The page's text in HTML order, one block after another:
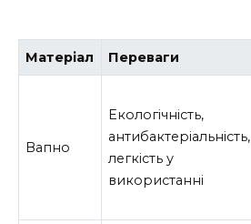
Матеріал Переваги
Вапно
Екологічність,
антибактеріальність,
легкість у
використанні